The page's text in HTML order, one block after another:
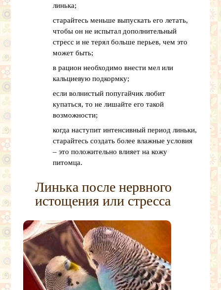
линька;
старайтесь меньше выпускать его летать,
чтобы он не испытал дополнительный
стресс и не терял больше перьев, чем это
может быть;
в рацион необходимо внести мел или
кальциевую подкормку;
если волнистый попугайчик любит
купаться, то не лишайте его такой
возможности;
когда наступит интенсивный период линьки,
старайтесь создать более влажные условия
– это положительно влияет на кожу
питомца.
Линька после нервного
истощения или стресса